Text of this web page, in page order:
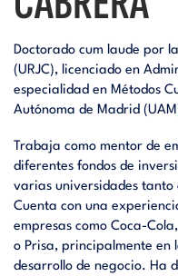
Doctorado cum laude por
(URJC), licenciado en
especialidad en Métodos
Autónoma de Madrid
Trabaja como mentor de
diferentes fondos de
varias universidades tanto
Cuenta con una
empresas como Coca-
o Prisa, principalmente en
desarrollo de negocio. Ha